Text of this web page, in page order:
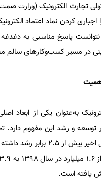
تجارت الکترونیک (وزارت
اجباری کردن نماد اعتماد
نتوانست پاسخ مناسبی به
در مسیر کسب‌وکارهای سالم
به‌عنوان یکی از ابعاد
توسعه و رشد این مفهوم دارد.
در پنج سال اخیر بیش از